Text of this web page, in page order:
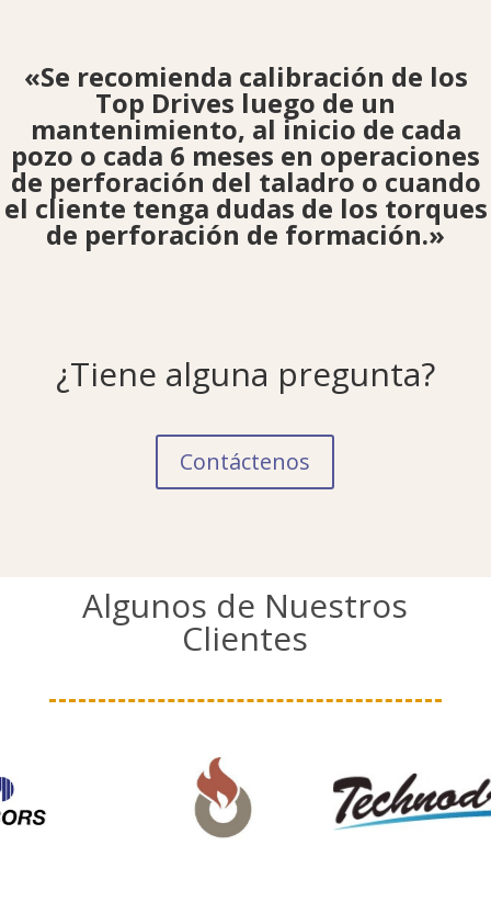
«Se recomienda calibración de los
Top Drives luego de un
mantenimiento, al inicio de cada
pozo o cada 6 meses en operaciones
de perforación del taladro o cuando
el cliente tenga dudas de los torques
de perforación de formación.»
¿Tiene alguna pregunta?
Contáctenos
Algunos de Nuestros
Clientes